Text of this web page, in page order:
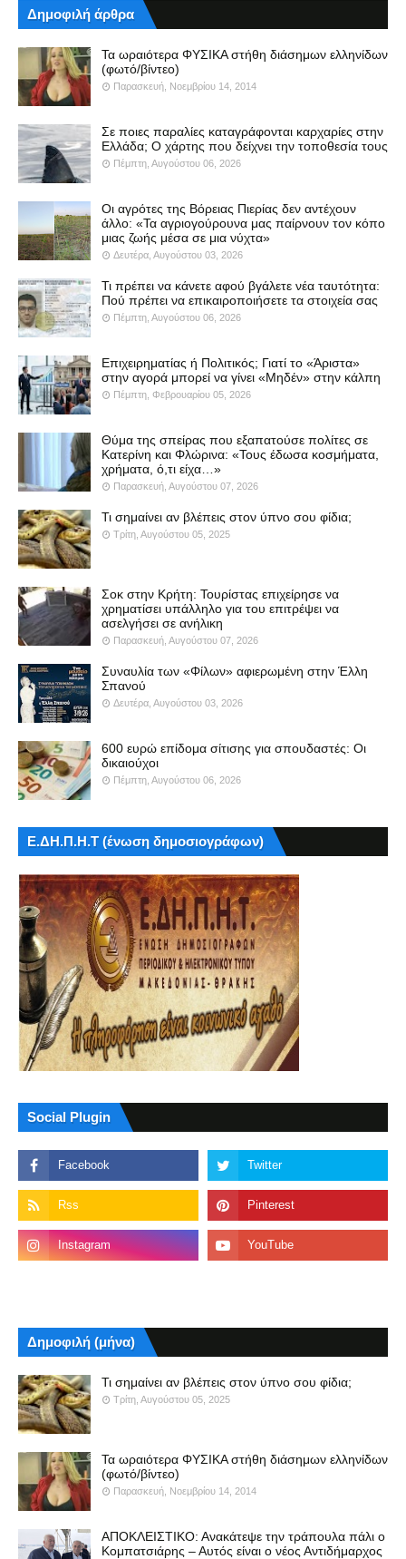
Δημοφιλή άρθρα
Τα ωραιότερα ΦΥΣΙΚΑ στήθη διάσημων ελληνίδων
(φωτό/βίντεο)
Παρασκευή, Νοεμβρίου 14, 2014
Σε ποιες παραλίες καταγράφονται καρχαρίες στην
Ελλάδα; Ο χάρτης που δείχνει την τοποθεσία τους
Πέμπτη, Αυγούστου 06, 2026
Οι αγρότες της Βόρειας Πιερίας δεν αντέχουν
άλλο: «Τα αγριογούρουνα μας παίρνουν τον κόπο
μιας ζωής μέσα σε μια νύχτα»
Δευτέρα, Αυγούστου 03, 2026
Τι πρέπει να κάνετε αφού βγάλετε νέα ταυτότητα:
Πού πρέπει να επικαιροποιήσετε τα στοιχεία σας
Πέμπτη, Αυγούστου 06, 2026
Επιχειρηματίας ή Πολιτικός; Γιατί το «Άριστα»
στην αγορά μπορεί να γίνει «Μηδέν» στην κάλπη
Πέμπτη, Φεβρουαρίου 05, 2026
Θύμα της σπείρας που εξαπατούσε πολίτες σε
Κατερίνη και Φλώρινα: «Τους έδωσα κοσμήματα,
χρήματα, ό,τι είχα…»
Παρασκευή, Αυγούστου 07, 2026
Τι σημαίνει αν βλέπεις στον ύπνο σου φίδια;
Τρίτη, Αυγούστου 05, 2025
Σοκ στην Κρήτη: Τουρίστας επιχείρησε να
χρηματίσει υπάλληλο για του επιτρέψει να
ασελγήσει σε ανήλικη
Παρασκευή, Αυγούστου 07, 2026
Συναυλία των «Φίλων» αφιερωμένη στην Έλλη
Σπανού
Δευτέρα, Αυγούστου 03, 2026
600 ευρώ επίδομα σίτισης για σπουδαστές: Οι
δικαιούχοι
Πέμπτη, Αυγούστου 06, 2026
Ε.ΔΗ.Π.Η.Τ (ένωση δημοσιογράφων)
Social Plugin
Δημοφιλή (μήνα)
Τι σημαίνει αν βλέπεις στον ύπνο σου φίδια;
Τρίτη, Αυγούστου 05, 2025
Τα ωραιότερα ΦΥΣΙΚΑ στήθη διάσημων ελληνίδων
(φωτό/βίντεο)
Παρασκευή, Νοεμβρίου 14, 2014
ΑΠΟΚΛΕΙΣΤΙΚΟ: Ανακάτεψε την τράπουλα πάλι ο
Κομπατσιάρης – Αυτός είναι ο νέος Αντιδήμαρχος